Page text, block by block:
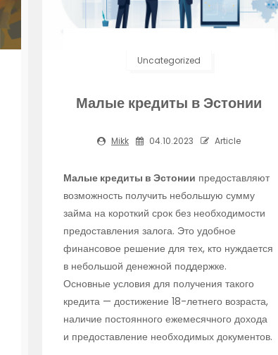
Uncategorized
Малые кредиты в Эстонии
Mikk 04.10.2023 Article
Малые кредиты в Эстонии предоставляют
возможность получить небольшую сумму
займа на короткий срок без необходимости
предоставления залога. Это удобное
финансовое решение для тех, кто нуждается
в небольшой денежной поддержке.
Основные условия для получения такого
кредита — достижение 18-летнего возраста,
наличие постоянного ежемесячного дохода
и предоставление необходимых документов.